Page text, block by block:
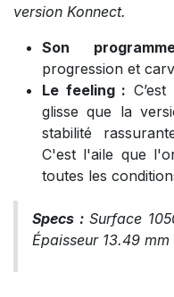
version Konnect.
Son
progression et
Le feeling :
glisse que la
stabilité
C'est l'aile que
toutes les
Specs :Surface
Épaisseur 13.49 mm